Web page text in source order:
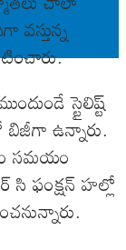
వస్తున్న
స్టైలిష్ట్
లో బిజీగా ఉన్నారు.
స‌మ‌యం
ఫంక్షన్ హ‌ల్లో